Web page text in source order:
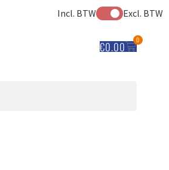
Incl. BTW Excl. BTW
€0.00 0